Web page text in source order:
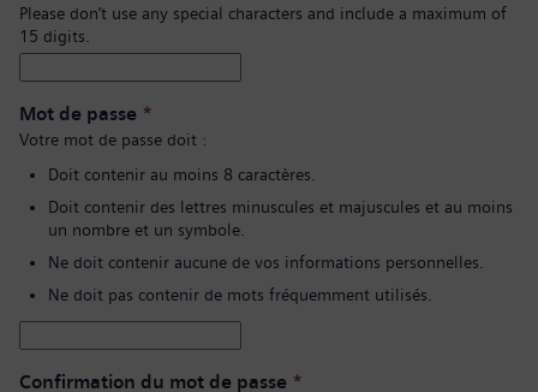
Please don’t use any special characters and include a maximum of
15 digits.
Mot de passe *
Votre mot de passe doit :
Doit contenir au moins 8 caractères.
Doit contenir des lettres minuscules et majuscules et au moins
un nombre et un symbole.
Ne doit contenir aucune de vos informations personnelles.
Ne doit pas contenir de mots fréquemment utilisés.
Confirmation du mot de passe *